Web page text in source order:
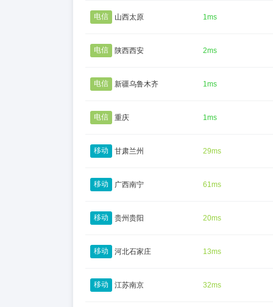
电信 山西太原 1ms
电信 陕西西安 2ms
电信 新疆乌鲁木齐 1ms
电信 重庆 1ms
移动 甘肃兰州 29ms
移动 广西南宁 61ms
移动 贵州贵阳 20ms
移动 河北石家庄 13ms
移动 江苏南京 32ms